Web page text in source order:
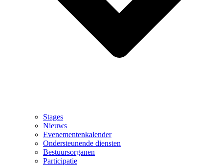
Stages
Nieuws
Evenementenkalender
Ondersteunende diensten
Bestuursorganen
Participatie